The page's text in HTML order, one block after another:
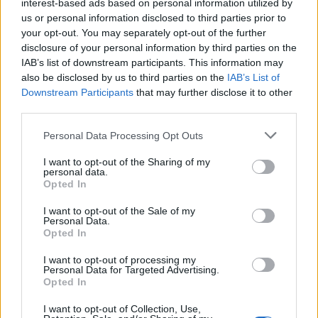
interest-based ads based on personal information utilized by
us or personal information disclosed to third parties prior to
your opt-out. You may separately opt-out of the further
disclosure of your personal information by third parties on the
IAB’s list of downstream participants. This information may
also be disclosed by us to third parties on the IAB’s List of
Downstream Participants that may further disclose it to other
Personal Data Processing Opt Outs
I want to opt-out of the Sharing of my
personal data.
Opted In
I want to opt-out of the Sale of my
Personal Data.
Opted In
I want to opt-out of processing my
Personal Data for Targeted Advertising.
Opted In
I want to opt-out of Collection, Use,
Ροή ειδήσεων Δημοφιλή
18:55
Η πρώτη ομάδα που συλλυπήθηκε για τον χαμό του
πατέρα του Μέσι
Τα «Παραμύθια του Σαββάτου»… πάνε διακοπές!
18:38
Μυστήριο 3.500 ετών στη Σαντορίνη: Ο 15χρονος που δεν
τη χρονολογία της μεγάλης έκρηξης
ΟΦΗ: Έκλεισε τον Λορέντσο Ντίκμαν
ΕΛΓΕΚΑ: Προληπτική ανάκληση γνωστής μαρμελάδας